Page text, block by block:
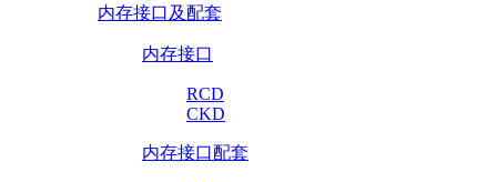
内存接口及配套
内存接口
RCD
CKD
内存接口配套